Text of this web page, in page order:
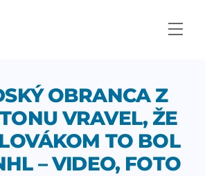
OBRANCA Z
VRAVEL, ŽE
TO BOL
– VIDEO, FOTO